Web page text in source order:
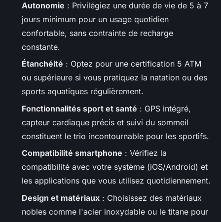
Autonomie : Privilégiez une durée de vie de 5 à 7
jours minimum pour un usage quotidien
confortable, sans contrainte de recharge
constante.
Étanchéité : Optez pour une certification 5 ATM
ou supérieure si vous pratiquez la natation ou des
sports aquatiques régulièrement.
Fonctionnalités sport et santé : GPS intégré,
capteur cardiaque précis et suivi du sommeil
constituent le trio incontournable pour les sportifs.
Compatibilité smartphone : Vérifiez la
compatibilité avec votre système (iOS/Android) et
les applications que vous utilisez quotidiennement.
Design et matériaux : Choisissez des matériaux
nobles comme l'acier inoxydable ou le titane pour